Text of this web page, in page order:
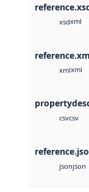
xsdxml
xmlxml
csvcsv
jsonjson